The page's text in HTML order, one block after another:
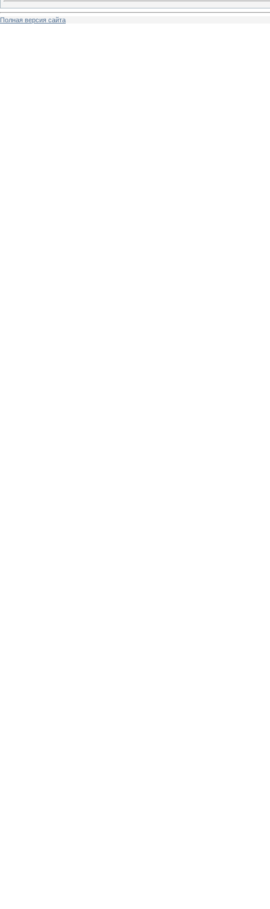
Полная версия сайта